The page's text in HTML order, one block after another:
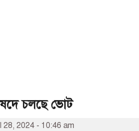
চলছে ভোট
2024 - 10:46 am